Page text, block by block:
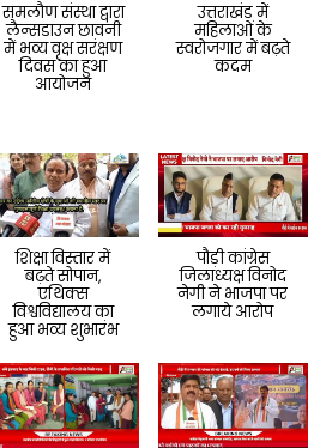
समलौण संस्था द्वारा
लैन्सडाउन छावनी
में भव्य वृक्ष सरंक्षण
दिवस का हुआ
आयोजन
उत्तराखंड में
महिलाओं के
स्वरोजगार में बढ़ते
कदम
शिक्षा विस्तार में
बढ़ते सोपान,
एथिक्स
विश्वविद्यालय का
हुआ भव्य शुभारंभ
पौड़ी कांग्रेस
जिलाध्यक्ष विनोद
नेगी ने भाजपा पर
लगाये आरोप